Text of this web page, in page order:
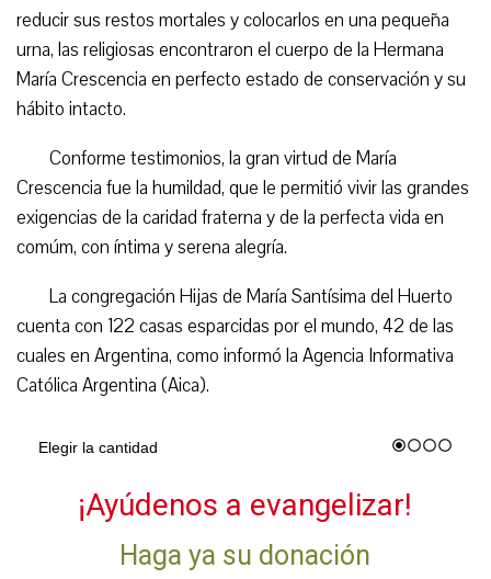
reducir sus restos mortales y colocarlos en una pequeña
urna, las religiosas encontraron el cuerpo de la Hermana
María Crescencia en perfecto estado de conservación y su
hábito intacto.
Conforme testimonios, la gran virtud de María
Crescencia fue la humildad, que le permitió vivir las grandes
exigencias de la caridad fraterna y de la perfecta vida en
comúm, con íntima y serena alegría.
La congregación Hijas de María Santísima del Huerto
cuenta con 122 casas esparcidas por el mundo, 42 de las
cuales en Argentina, como informó la Agencia Informativa
Católica Argentina (Aica).